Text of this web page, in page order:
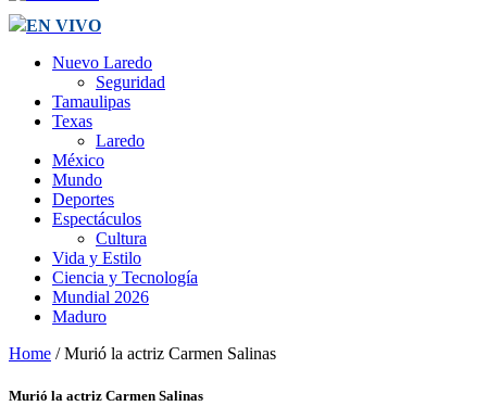
EN VIVO
Nuevo Laredo
Seguridad
Tamaulipas
Texas
Laredo
México
Mundo
Deportes
Espectáculos
Cultura
Vida y Estilo
Ciencia y Tecnología
Mundial 2026
Maduro
Home / Murió la actriz Carmen Salinas
Murió la actriz Carmen Salinas